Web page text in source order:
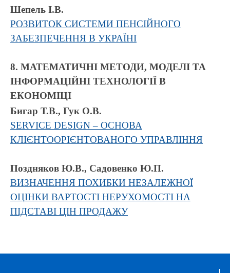
Шепель І.В.
РОЗВИТОК СИСТЕМИ ПЕНСІЙНОГО
ЗАБЕЗПЕЧЕННЯ В УКРАЇНІ
8. МАТЕМАТИЧНІ МЕТОДИ, МОДЕЛІ ТА
ІНФОРМАЦІЙНІ ТЕХНОЛОГІЇ В
ЕКОНОМІЦІ
Бигар Т.В., Гук О.В.
SERVICE DESIGN – ОСНОВА
КЛІЄНТООРІЄНТОВАНОГО УПРАВЛІННЯ
Поздняков Ю.В., Садовенко Ю.П.
ВИЗНАЧЕННЯ ПОХИБКИ НЕЗАЛЕЖНОЇ
ОЦІНКИ ВАРТОСТІ НЕРУХОМОСТІ НА
ПІДСТАВІ ЦІН ПРОДАЖУ